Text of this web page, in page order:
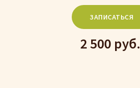
ЗАПИСАТЬСЯ
2 500 руб.